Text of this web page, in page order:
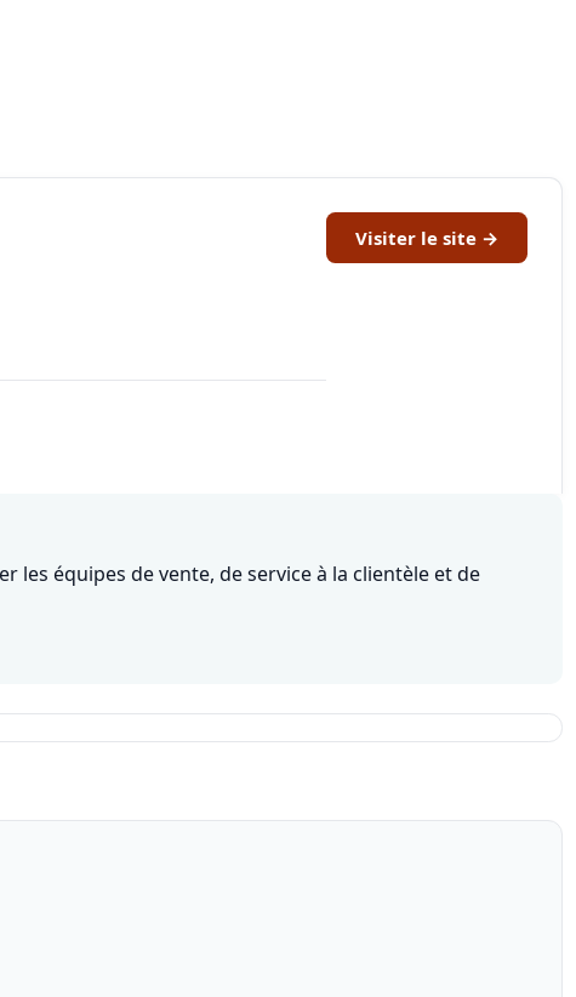
Visiter le site →
les équipes de vente, de service à la clientèle et de